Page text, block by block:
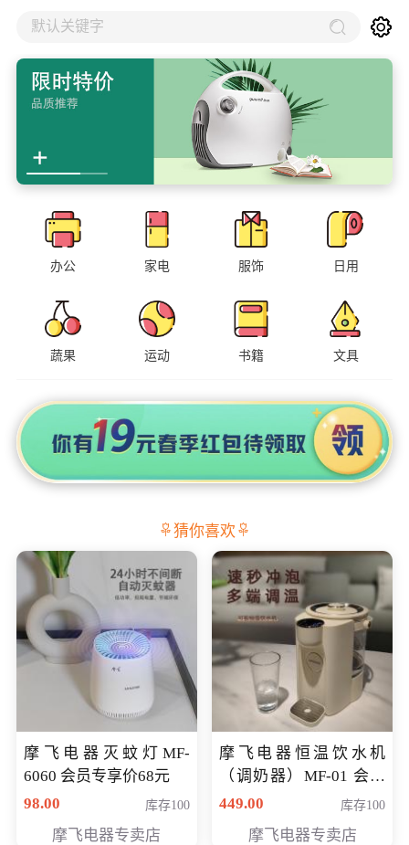
默认关键字
办公 家电 服饰 日用
蔬果 运动 书籍 文具
猜你喜欢
摩飞电器灭蚊灯MF-
6060 会员专享价68元
98.00
库存100
摩飞电器专卖店
摩飞电器恒温饮水机
（调奶器）MF-01 会员
专享价366元
449.00 库存100
摩飞电器专卖店